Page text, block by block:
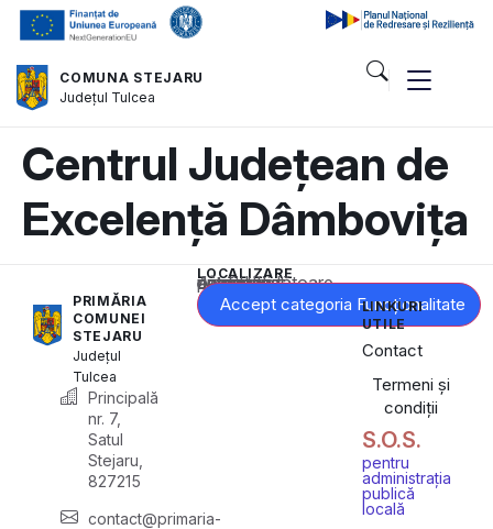
COMUNA STEJARU
Județul Tulcea
Centrul Județean de
Excelență Dâmbovița
PRIMĂRIA
COMUNEI
STEJARU
Județul
Tulcea
Principală
nr. 7,
Satul
Stejaru,
827215
contact@primaria-
LOCALIZARE
Acest conținut este blocat până când acceptați categoria corespunzătoare de cookie-uri.
Accept categoria Funcționalitate
LINKURI
UTILE
Contact
Termeni și
condiții
S.O.S.
pentru
administrația
publică
locală